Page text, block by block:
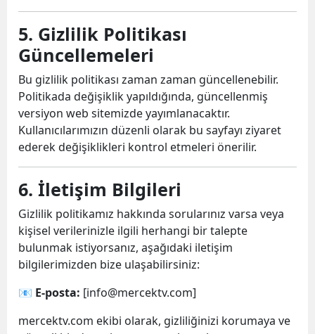
5. Gizlilik Politikası
Güncellemeleri
Bu gizlilik politikası zaman zaman güncellenebilir.
Politikada değişiklik yapıldığında, güncellenmiş
versiyon web sitemizde yayımlanacaktır.
Kullanıcılarımızın düzenli olarak bu sayfayı ziyaret
ederek değişiklikleri kontrol etmeleri önerilir.
6. İletişim Bilgileri
Gizlilik politikamız hakkında sorularınız varsa veya
kişisel verilerinizle ilgili herhangi bir talepte
bulunmak istiyorsanız, aşağıdaki iletişim
bilgilerimizden bize ulaşabilirsiniz:
📧 E-posta: [info@mercektv.com]
mercektv.com ekibi olarak, gizliliğinizi korumaya ve